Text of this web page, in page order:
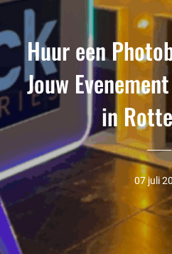
Huur een
Jouw
in
07 juli